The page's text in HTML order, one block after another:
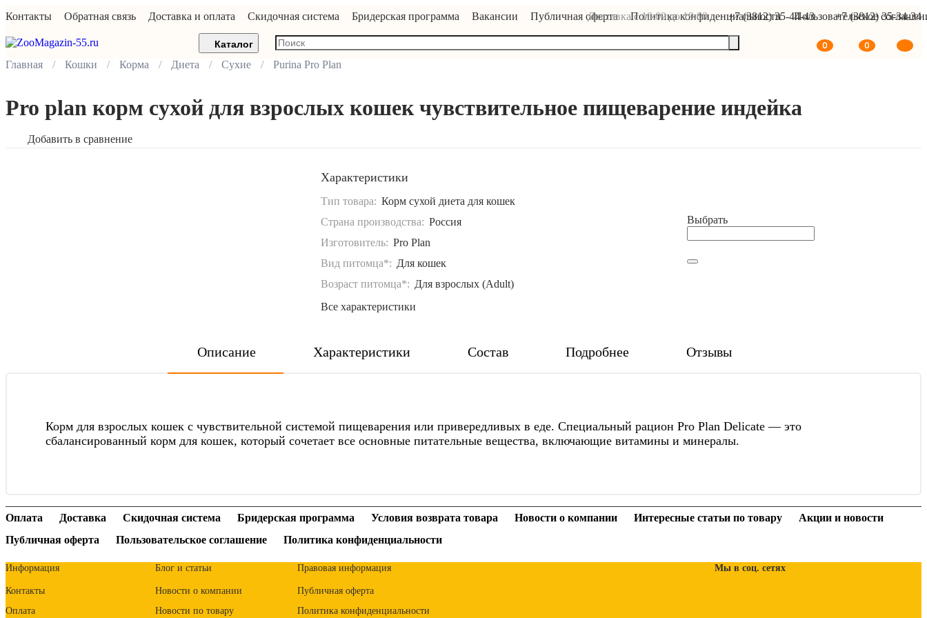
Контакты Обратная связь Доставка и оплата Скидочная система Бридерская программа Вакансии Публичная оферта Политика конфиденциальности Пользовательское
Доставка с 10:00 до 19:00 +7 (3812) 35-44-43 +7 (3812) 35-34-34
Каталог 0
0
Главная
Кошки Корма Диета Сухие Purina Pro Plan
Pro plan корм сухой для взрослых кошек чувствительное пищеварение индейка
Добавить в сравнение
Характеристики
Тип товара: Корм сухой диета для кошек
Страна производства: Россия
Изготовитель: Pro Plan
Вид питомца*: Для кошек
Возраст питомца*: Для взрослых (Adult)
Все характеристики
Выбрать
Описание Характеристики Состав Подробнее Отзывы
Корм для взрослых кошек с чувствительной системой пищеварения или привередливых в еде. Специальный рацион Pro Plan Delicate — это
сбалансированный корм для кошек, который сочетает все основные питательные вещества, включающие витамины и минералы.
Оплата Доставка Скидочная система Бридерская программа Условия возврата товара Новости о компании Интересные статьи по товару
Акции и новости
Публичная оферта
Пользовательское соглашение Политика конфиденциальности
Информация
Контакты
Оплата
Блог и статьи
Новости о компании
Новости по товару
Правовая информация
Публичная оферта
Политика конфиденциальности
Мы в соц. сетях